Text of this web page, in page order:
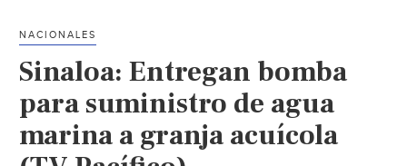
NACIONALES
Sinaloa: Entregan bomba
para suministro de agua
marina a granja acuícola